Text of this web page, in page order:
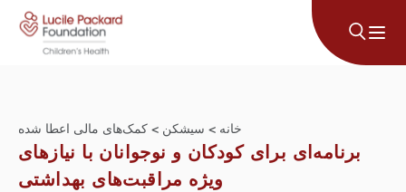
پرش به محتوا
خانه > سیشکن > کمک‌های مالی اعطا شده
برنامه‌ای برای کودکان و نوجوانان با نیازهای
ویژه مراقبت‌های بهداشتی